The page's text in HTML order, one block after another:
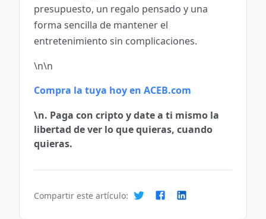
presupuesto, un regalo pensado y una
forma sencilla de mantener el
entretenimiento sin complicaciones.
\n\n
Compra la tuya hoy en ACEB.com
\n. Paga con cripto y date a ti mismo la
libertad de ver lo que quieras, cuando
quieras.
Compartir este artículo: